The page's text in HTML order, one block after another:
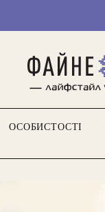
ОСОБИСТОСТІ